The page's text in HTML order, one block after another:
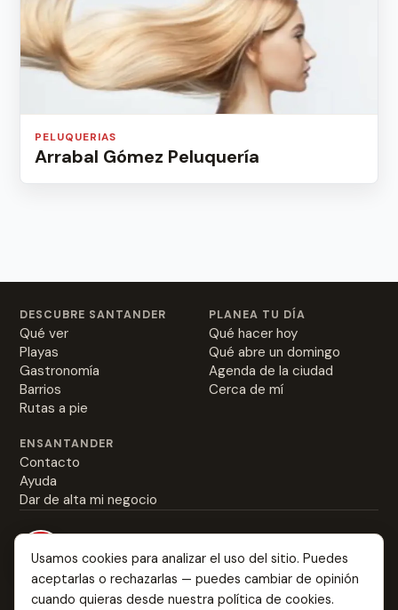
PELUQUERIAS
Arrabal Gómez Peluquería
DESCUBRE SANTANDER
Qué ver
Playas
Gastronomía
Barrios
Rutas a pie
PLANEA TU DÍA
Qué hacer hoy
Qué abre un domingo
Agenda de la ciudad
Cerca de mí
ENSANTANDER
Contacto
Ayuda
Dar de alta mi negocio
Everything about Santander: from the best rabas to
where you might fall in love.
Usamos cookies para analizar el uso del sitio. Puedes
aceptarlas o rechazarlas — puedes cambiar de opinión
cuando quieras desde nuestra política de cookies.